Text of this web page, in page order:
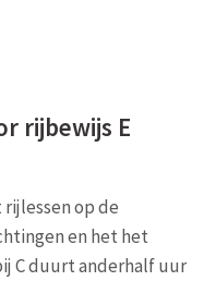
rijbewijs E
op de
en het het
C duurt anderhalf uur